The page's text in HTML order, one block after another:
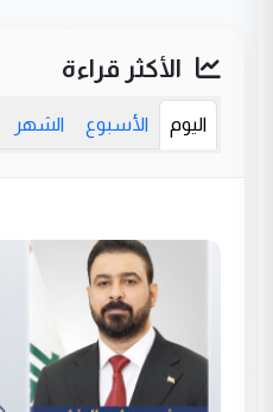
الأكثر قراءة
اليوم الأسبوع الشهر